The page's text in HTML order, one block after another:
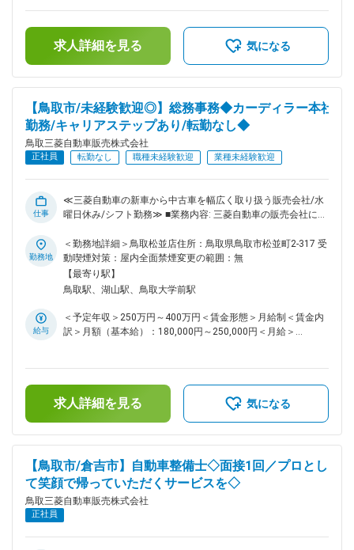
購入後のメンテナンスのご案内 ■業務の特徴 ・自動車販売
は、売ったら終わりではありません。高額の商品を購入いただ
いたお客様とは、購入後のメンテナスを含めた、長いお付き合
いとなり、信頼関係の構築が重要なお仕事となります。親身に
営業担当には、販売、車検、保険の目標が設定され、達成をす
れば報奨金の支給がございます。目標に対して未達の場合でも
ペナルティが課せられることはございませんので、ご安心くだ
さい。成果によっては、月10万円以上の支給も珍しくなく、
やった分がしっかりと評価されるので、やりがいもあります。
■組織構成 各店舗の目安の人数となります。 ・鳥取松並店/人
備士4名、他管理、アシスタント） ・倉吉八屋店/人員5名（内
訳：営業1名、整備士3名、他管理、アシスタント） ■入社後の
だき、三菱自動車や販売・接客スキルに関する基本を習得して
頂きます。 ・入社後1年間はOJTとして先輩社員が丁寧に教
育。既存のお客様を先輩から引き継ぎ、新たに担当することも
多いです。 変更の範囲：会社の定める業務
手当を含む）＜昇給有無＞有＜残業手当＞有＜給与補足＞・賞
与実績：年間2ヶ月分(前年度実績)・残業手当：固定残業代制
(超過分別途支給)賃金はあくまでも目安の金額であり、選考を
めた表記です。
求人詳細を見る 気になる
【鳥取市/未経験歓迎◎】総務事務◆カーディラー本社
勤務/キャリアステップあり/転勤なし◆
鳥取三菱自動車販売株式会社
正社員 転勤なし 職種未経験歓迎 業種未経験歓迎
仕事
≪三菱自動車の新車から中古車を幅広く取り扱う販売会社/水
曜日休み/シフト勤務≫ ■業務内容: 三菱自動車の販売会社に
岐に亘る部門になりますので、これまでの経験・知識・適正か
ら担当業務をご相談いたします。 ■具体的には: 本社管理部門
にて対応する下記の業務にて、いずれかの業務をお任せいたし
ます。 ≪自動車登録業務≫ 注文頂いた車両のメーカー発注、
録届出手続き 登録届出後の顧客データの運用管理 査定士資格
者の管理 オークション転売購入と書類管理 ネット情報の管
案内） ・社内営業スタッフへの保険教育、新製品の勉強会
営業所等の出張勉強会の開催 など ≪総務労務≫ 総務労務の
全般をお任せします。各部署との連携など。 ■組織構成: 現在4
名の社員でそれぞれ、役割を分担し業務を遂行しております。
い、6名ほどの組織を目指します。 ■入社後： 先輩社員が丁寧
に教えますので、未経験でも徐々に業務に慣れていくことがで
きます。 変更の範囲：会社の定める業務
勤務地
＜勤務地詳細＞鳥取松並店住所：鳥取県鳥取市松並町2-317 受
動喫煙対策：屋内全面禁煙変更の範囲：無
【最寄り駅】
鳥取駅、湖山駅、鳥取大学前駅
給与
＜予定年収＞250万円～400万円＜賃金形態＞月給制＜賃金内
訳＞月額（基本給）：180,000円～250,000円＜月給＞
す。月給(月額)は固定手当を含めた表記です。
求人詳細を見る 気になる
【鳥取市/倉吉市】自動車整備士◇面接1回／プロとし
て笑顔で帰っていただくサービスを◇
鳥取三菱自動車販売株式会社
正社員